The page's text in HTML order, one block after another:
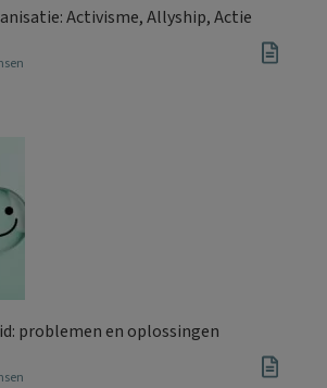
Activisme, Allyship, Actie
problemen en oplossingen